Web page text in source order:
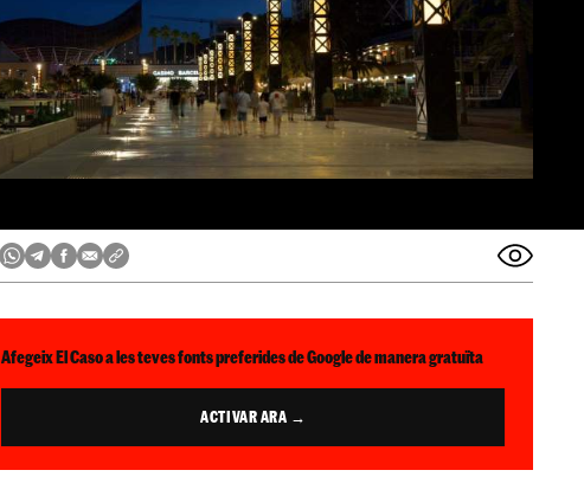
Afegeix El Caso a les teves fonts preferides de Google de manera gratuïta
ACTIVAR ARA →